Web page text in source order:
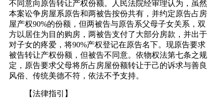
不同意向原告转让产权份额。人民法院经审理认为，虽然
本案讼争房屋系原告和两被告按份共有，并约定原告占房
屋产权90%的份额，但两被告与原告系父母子女关系，双
方以居住为目的购房，两被告支付了大部分房款，并出于
对子女的疼爱，将90%产权登记在原告名下。现原告要求
被告转让产权份额，但被告不同意。依物权法第七条之规
定，原告要求父母将所占房屋份额转让于己的诉求与善良
风俗、传统美德不符，依法不予支持。
【法律指引】